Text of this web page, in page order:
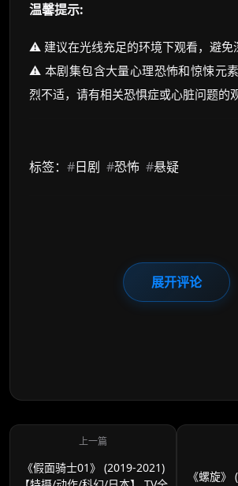
温馨提示:
⚠️ 建议在光线充足的环境下观看，避免
⚠️ 本剧集包含大量心理恐怖和惊悚元
烈不适，请有相关恐惧症或心脏问题的
标签： #日剧 #恐怖 #悬疑
展开评论
《假面骑士01》 (2019-2021)
《螺旋